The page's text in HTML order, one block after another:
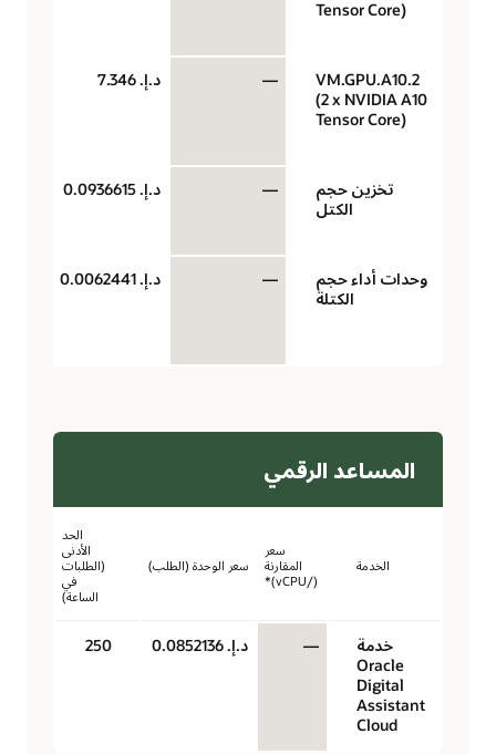
Tensor Core)
VM.GPU.A10.2
(2 x NVIDIA A10
Tensor Core)
— د.إ.‏ 7.346
تخزين حجم
الكتل
— د.إ.‏ 0.0936615
وحدات أداء حجم
الكتلة
— د.إ.‏ 0.0062441
المساعد الرقمي
الخدمة
سعر
المقارنة
(/vCPU)*
سعر الوحدة (الطلب)
الحد
الأدنى
(الطلبات
في
الساعة)
خدمة
Oracle
Digital
Assistant
Cloud
— د.إ.‏ 0.0852136 250